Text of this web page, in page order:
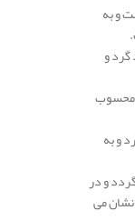
و به
گرد و
محسوب
و به
و در
می